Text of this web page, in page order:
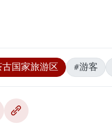
古国家旅游区 #游客